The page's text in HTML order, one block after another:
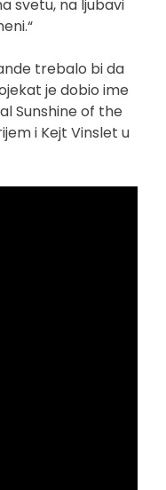
svetu, na ljubavi
trebalo bi da
je dobio ime
Sunshine of the
i Kejt Vinslet u